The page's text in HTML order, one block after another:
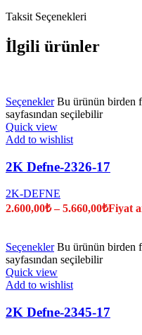
Taksit Seçenekleri
İlgili ürünler
Seçenekler Bu ürünün birden
sayfasından seçilebilir
Quick view
Add to wishlist
2K Defne-2326-17
2K-DEFNE
2.600,00₺ –5.660,00₺Fiyat
Seçenekler Bu ürünün birden
sayfasından seçilebilir
Quick view
Add to wishlist
2K Defne-2345-17